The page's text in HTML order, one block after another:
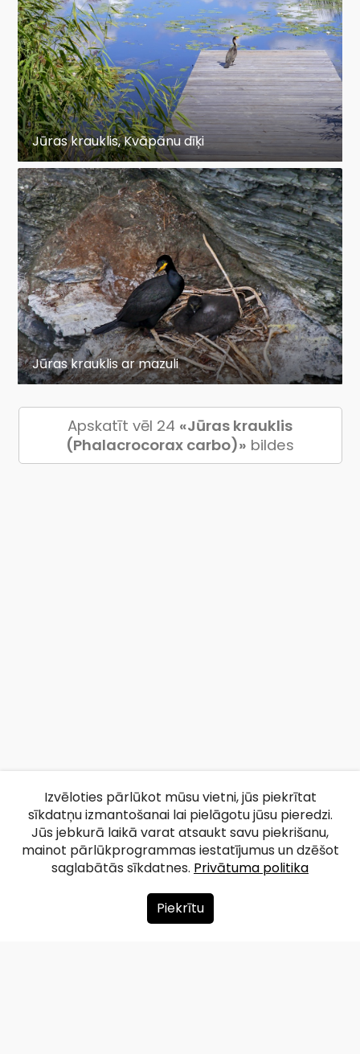
Jūras krauklis, Kvāpānu dīķi
Jūras krauklis ar mazuli
Apskatīt vēl 24 «Jūras krauklis
(Phalacrocorax carbo)» bildes
Par mums
Izvēloties pārlūkot mūsu vietni, jūs piekrītat
sīkdatņu izmantošanai lai pielāgotu jūsu pieredzi.
Jūs jebkurā laikā varat atsaukt savu piekrišanu,
mainot pārlūkprogrammas iestatījumus un dzēšot
saglabātās sīkdatnes. Privātuma politika
Piekrītu